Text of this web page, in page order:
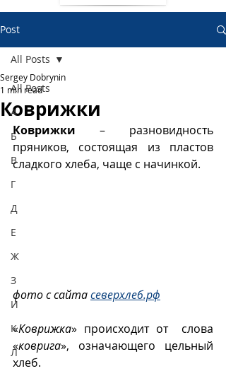
Post
All Posts
А
Б
В
Г
Д
Е
Ж
З
И
К
Л
All Posts
Коврижки
Sergey Dobrynin
1 min read
Коврижки – разновидность
пряников, состоящая из пластов
сладкого хлеба, чаще с начинкой.
фото с сайта северхлеб.рф
«Коврижка» происходит от  слова
«коврига», означающего цельный
хлеб.